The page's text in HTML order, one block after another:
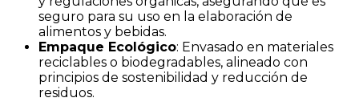
seguro para su uso en la elaboración de
alimentos y bebidas.
Empaque Ecológico: Envasado en materiales
reciclables o biodegradables, alineado con
principios de sostenibilidad y reducción de
residuos.